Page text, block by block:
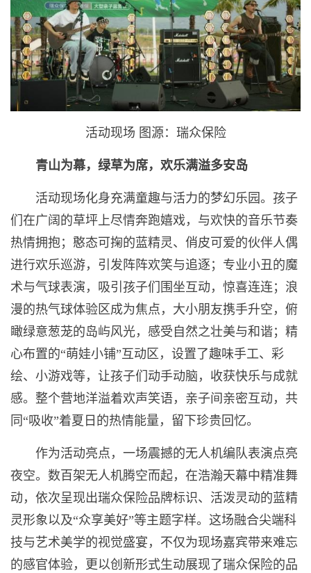
活动现场 图源：瑞众保险
青山为幕，绿草为席，欢乐满溢多安岛
活动现场化身充满童趣与活力的梦幻乐园。孩子
们在广阔的草坪上尽情奔跑嬉戏，与欢快的音乐节奏
热情拥抱；憨态可掬的蓝精灵、俏皮可爱的伙伴人偶
进行欢乐巡游，引发阵阵欢笑与追逐；专业小丑的魔
术与气球表演，吸引孩子们围坐互动，惊喜连连；浪
漫的热气球体验区成为焦点，大小朋友携手升空，俯
瞰绿意葱茏的岛屿风光，感受自然之壮美与和谐；精
心布置的“萌娃小铺”互动区，设置了趣味手工、彩
绘、小游戏等，让孩子们动手动脑，收获快乐与成就
感。整个营地洋溢着欢声笑语，亲子间亲密互动，共
同“吸收”着夏日的热情能量，留下珍贵回忆。
作为活动亮点，一场震撼的无人机编队表演点亮
夜空。数百架无人机腾空而起，在浩瀚天幕中精准舞
动，依次呈现出瑞众保险品牌标识、活泼灵动的蓝精
灵形象以及“众享美好”等主题字样。这场融合尖端科
技与艺术美学的视觉盛宴，不仅为现场嘉宾带来难忘
的感官体验，更以创新形式生动展现了瑞众保险的品